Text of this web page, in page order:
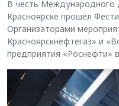
В честь Международного
Красноярске прошёл
Организаторами
Красноярскнефтегаз» и
предприятия «Роснефти»